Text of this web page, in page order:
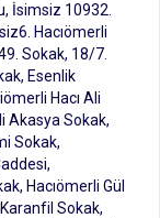
İsimsiz 10932.
Hacıömerli
Sokak, 18/7.
Esenlik
Hacı Ali
Akasya Sokak,
Sokak,
Hacıömerli Gül
Sokak,